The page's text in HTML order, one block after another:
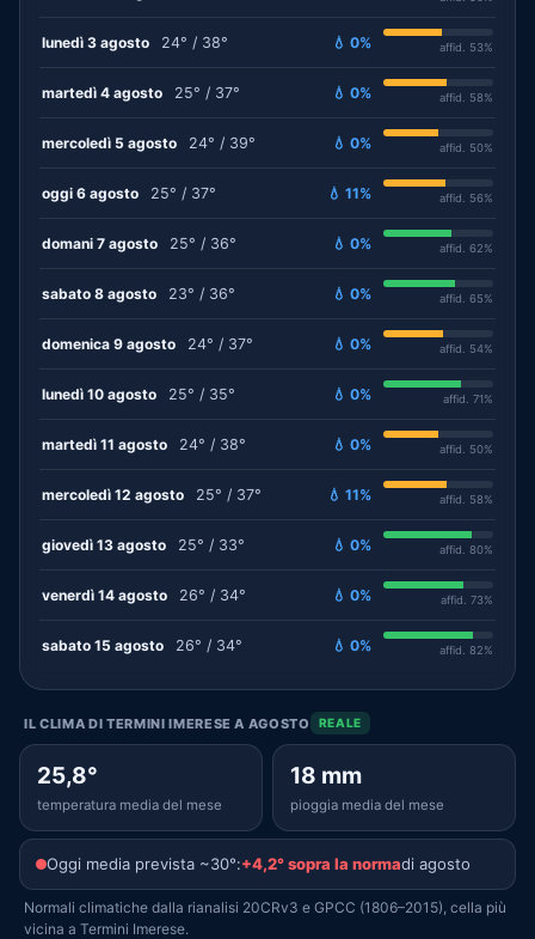
lunedì 3 agosto 24° / 38° 💧 0% affid. 53%
martedì 4 agosto 25° / 37° 💧 0% affid. 58%
mercoledì 5 agosto 24° / 39° 💧 0% affid. 50%
oggi 6 agosto 25° / 37° 💧 11% affid. 56%
domani 7 agosto 25° / 36° 💧 0% affid. 62%
sabato 8 agosto 23° / 36° 💧 0% affid. 65%
domenica 9 agosto 24° / 37° 💧 0% affid. 54%
lunedì 10 agosto 25° / 35° 💧 0% affid. 71%
martedì 11 agosto 24° / 38° 💧 0% affid. 50%
mercoledì 12 agosto 25° / 37° 💧 11% affid. 58%
giovedì 13 agosto 25° / 33° 💧 0% affid. 80%
venerdì 14 agosto 26° / 34° 💧 0% affid. 73%
sabato 15 agosto 26° / 34° 💧 0% affid. 82%
IL CLIMA DI TERMINI IMERESE A AGOSTO REALE
25,8°
temperatura media del mese
18 mm
pioggia media del mese
Oggi media prevista ~30°:+4,2° sopra la normadi agosto
Normali climatiche dalla rianalisi 20CRv3 e GPCC (1806–2015), cella più
vicina a Termini Imerese.